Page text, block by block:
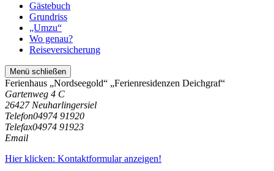
Gästebuch
Grundriss
„Umzu“
Wo genau?
Reiseversicherung
Menü schließen
Ferienhaus „Nordseegold“ „Ferienresidenzen Deichgraf“
Gartenweg 4 C
26427 Neuharlingersiel
Telefon04974 91920
Telefax04974 91923
Email
Hier klicken: Kontaktformular anzeigen!